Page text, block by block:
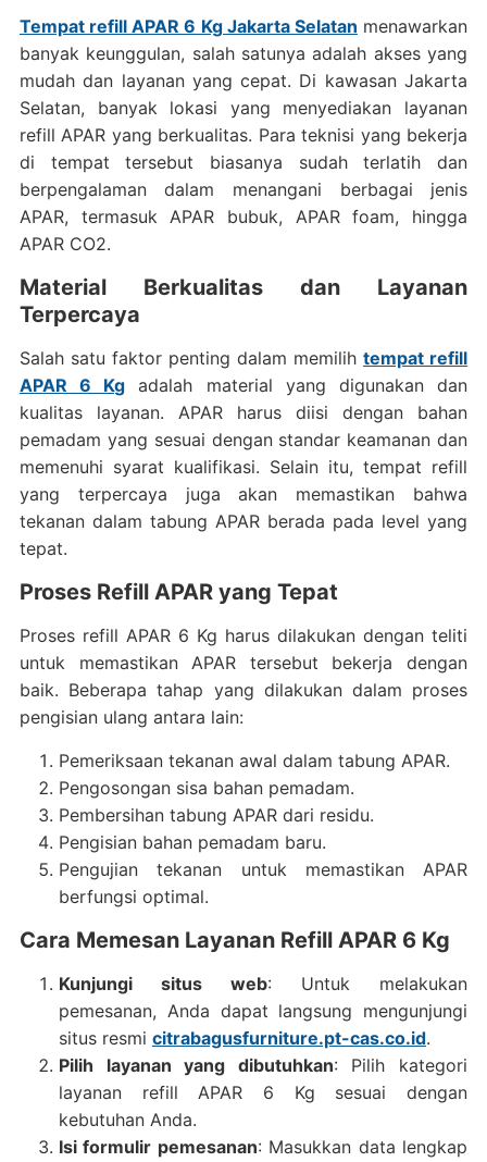
Tempat refill APAR 6 Kg Jakarta Selatan menawarkan
banyak keunggulan, salah satunya adalah akses yang
mudah dan layanan yang cepat. Di kawasan Jakarta
Selatan, banyak lokasi yang menyediakan layanan
refill APAR yang berkualitas. Para teknisi yang bekerja
di tempat tersebut biasanya sudah terlatih dan
berpengalaman dalam menangani berbagai jenis
APAR, termasuk APAR bubuk, APAR foam, hingga
APAR CO2.
Material Berkualitas dan Layanan
Terpercaya
Salah satu faktor penting dalam memilihtempat refill
APAR 6 Kg adalah material yang digunakan dan
kualitas layanan. APAR harus diisi dengan bahan
pemadam yang sesuai dengan standar keamanan dan
memenuhi syarat kualifikasi. Selain itu, tempat refill
yang terpercaya juga akan memastikan bahwa
tekanan dalam tabung APAR berada pada level yang
tepat.
Proses Refill APAR yang Tepat
Proses refill APAR 6 Kg harus dilakukan dengan teliti
untuk memastikan APAR tersebut bekerja dengan
baik. Beberapa tahap yang dilakukan dalam proses
pengisian ulang antara lain:
Pemeriksaan tekanan awal dalam tabung APAR.
Pengosongan sisa bahan pemadam.
Pembersihan tabung APAR dari residu.
Pengisian bahan pemadam baru.
Pengujian tekanan untuk memastikan APAR
berfungsi optimal.
Cara Memesan Layanan Refill APAR 6 Kg
Kunjungi situs web: Untuk melakukan
pemesanan, Anda dapat langsung mengunjungi
situs resmi citrabagusfurniture.pt-cas.co.id.
Pilih layanan yang dibutuhkan: Pilih kategori
layanan refill APAR 6 Kg sesuai dengan
kebutuhan Anda.
Isi formulir pemesanan: Masukkan data lengkap